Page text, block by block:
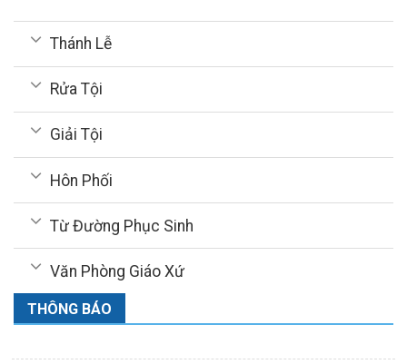
Thánh Lễ
Rửa Tội
Giải Tội
Hôn Phối
Từ Đường Phục Sinh
Văn Phòng Giáo Xứ
THÔNG BÁO